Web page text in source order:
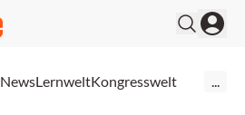
NewsLernweltKongresswelt